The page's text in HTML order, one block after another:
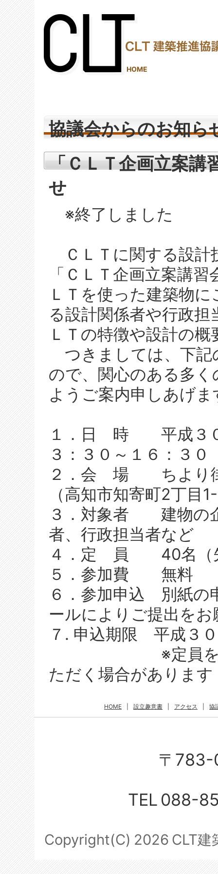
HOME
協議会からのお知ら
「ＣＬＴ企画立案講
せ
※終了しました
ＣＬＴに関する設計
「ＣＬＴ企画立案講
ＬＴを使った建築物
る設計関係者や行政
ＬＴの特徴や設計の
つきましては、下記
ので、関心のある多
ようご案内申しあげま
１．日 時 平成３
３：３０～１６：３０
２．会 場 ちより
（高知市知寄町2丁目
３．対象者 建物の
者、行政担当者など
４．定 員 40名（
５．参加費 無料
６．参加申込 別紙の
ールによりご提出を
７. 申込期限 平成３
※定員を超えま
ただく場合があります
HOME 設立趣意書 アクセス 協
〒
TEL 088-
Copyright(C) 2026 CLT建